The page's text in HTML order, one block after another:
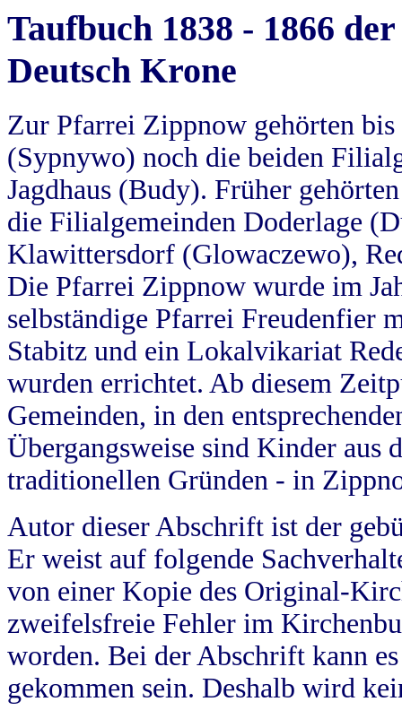
Taufbuch 1838 - 1866
Deutsch Krone
Zur Pfarrei Zippnow gehörten
(Sypnywo) noch die beiden
Jagdhaus (Budy). Früher
die Filialgemeinden Doderlage
Klawittersdorf (Glowaczewo),
Die Pfarrei Zippnow wurde im
selbständige Pfarrei Freudenfier
Stabitz und ein Lokalvikariat
wurden errichtet. Ab diesem
Gemeinden, in den
Übergangsweise sind Kinder aus
traditionellen Gründen - in
Autor dieser Abschrift ist der
Er weist auf folgende
von einer Kopie des Original-
zweifelsfreie Fehler im
worden. Bei der Abschrift kann
gekommen sein. Deshalb wird